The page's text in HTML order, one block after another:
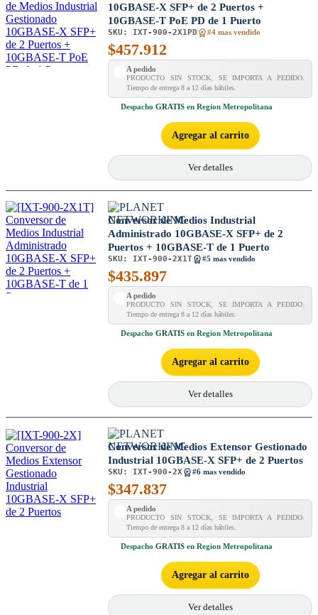
10GBASE-X SFP+ de 2 Puertos +
10GBASE-T PoE PD de 1 Puerto
SKU: IXT-900-2X1PD #4 mas vendido
$457.912
A pedido
PRODUCTO SIN STOCK, SE IMPORTA A PEDIDO.
Tiempo de entrega 8 a 12 días hábiles.
Despacho GRATIS en Region Metropolitana
Agregar al carrito
Ver detalles
Conversor de Medios Industrial
Administrado 10GBASE-X SFP+ de 2
Puertos + 10GBASE-T de 1 Puerto
SKU: IXT-900-2X1T #5 mas vendido
$435.897
A pedido
PRODUCTO SIN STOCK, SE IMPORTA A PEDIDO.
Tiempo de entrega 8 a 12 días hábiles.
Despacho GRATIS en Region Metropolitana
Agregar al carrito
Ver detalles
Conversor de Medios Extensor Gestionado
Industrial 10GBASE-X SFP+ de 2 Puertos
SKU: IXT-900-2X #6 mas vendido
$347.837
A pedido
PRODUCTO SIN STOCK, SE IMPORTA A PEDIDO.
Tiempo de entrega 8 a 12 días hábiles.
Despacho GRATIS en Region Metropolitana
Agregar al carrito
Ver detalles